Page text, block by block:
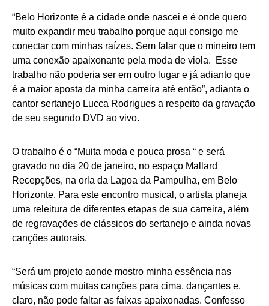
“Belo Horizonte é a cidade onde nascei e é onde quero
muito expandir meu trabalho porque aqui consigo me
conectar com minhas raízes. Sem falar que o mineiro tem
uma conexão apaixonante pela moda de viola. Esse
trabalho não poderia ser em outro lugar e já adianto que
é a maior aposta da minha carreira até então”, adianta o
cantor sertanejo Lucca Rodrigues a respeito da gravação
de seu segundo DVD ao vivo.
O trabalho é o “Muita moda e pouca prosa “ e será
gravado no dia 20 de janeiro, no espaço Mallard
Recepções, na orla da Lagoa da Pampulha, em Belo
Horizonte. Para este encontro musical, o artista planeja
uma releitura de diferentes etapas de sua carreira, além
de regravações de clássicos do sertanejo e ainda novas
canções autorais.
“Será um projeto aonde mostro minha essência nas
músicas com muitas canções para cima, dançantes e,
claro, não pode faltar as faixas apaixonadas. Confesso